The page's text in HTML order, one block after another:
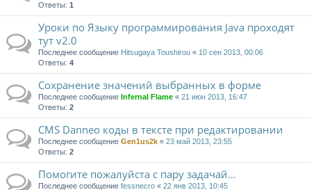
Ответы: 1
Уроки по Языку программирования Java проходят
тут v2.0
Последнее сообщение Hitsugaya Toushirou « 10 сен 2013, 00:06
Ответы: 4
Сохранение значений выбранных в форме
Последнее сообщение Infernal Flame « 21 июн 2013, 16:47
Ответы: 2
CMS Danneo коды в тексте при редактировании
Последнее сообщение Gen1us2k « 23 май 2013, 23:55
Ответы: 2
Помогите пожалуйста с пару задачай...
Последнее сообщение fessnecro « 22 янв 2013, 10:45